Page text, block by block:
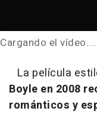
Cargando el vídeo....
La película
Boyle en 2008
románticos y